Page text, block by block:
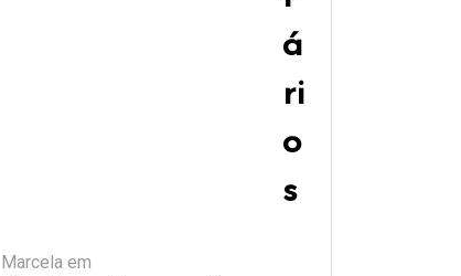
á
ri
o
s
Marcela em